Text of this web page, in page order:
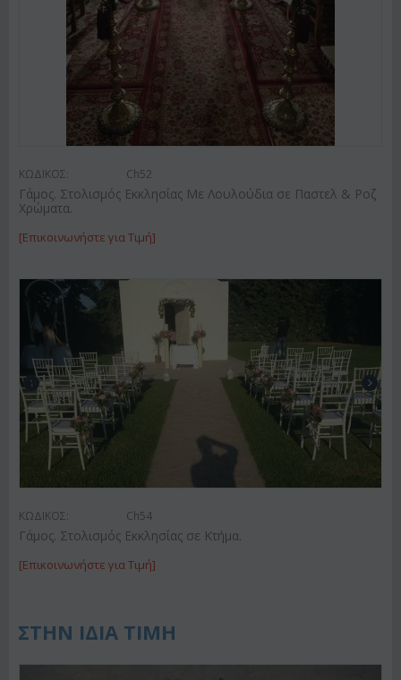
ΚΩΔΙΚΟΣ: Ch52
Γάμος. Στολισμός Εκκλησίας Με Λουλούδια σε Παστελ & Ροζ
Χρώματα.
[Επικοινωνήστε για Τιμή]
ΚΩΔΙΚΟΣ: Ch54
Γάμος. Στολισμός Εκκλησίας σε Κτήμα.
[Επικοινωνήστε για Τιμή]
ΣΤΗΝ ΙΔΙΑ ΤΙΜΗ